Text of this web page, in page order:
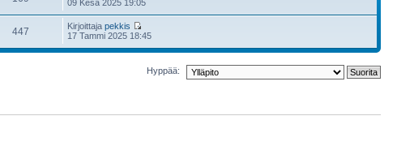
09 Kesä 2025 19:05
447 Kirjoittajapekkis
17 Tammi 2025 18:45
Hyppää: